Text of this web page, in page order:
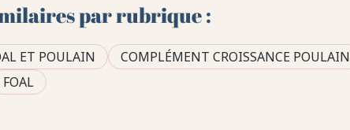
par rubrique :
ET POULAIN COMPLÉMENT CROISSANCE POULAIN
FOAL